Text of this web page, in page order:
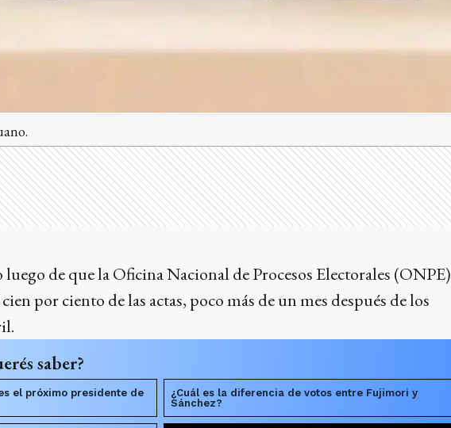
de que la Oficina Nacional de Procesos Electorales (ONPE)
por ciento de las actas, poco más de un mes después de los
saber?
el próximo presidente de
¿Cuál es la diferencia de votos entre Fujimori y
Sánchez?